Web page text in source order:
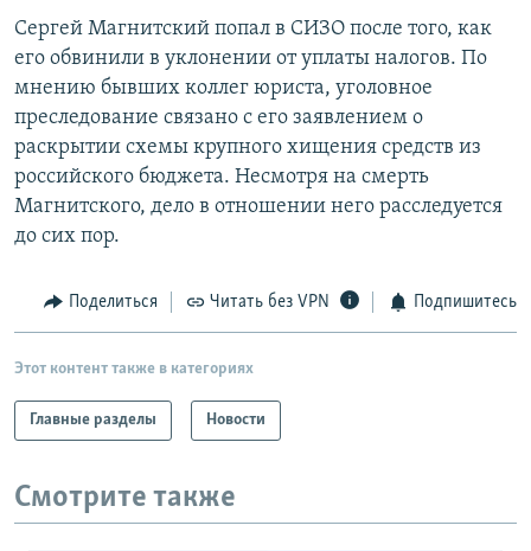
Сергей Магнитский попал в СИЗО после того, как
его обвинили в уклонении от уплаты налогов. По
мнению бывших коллег юриста, уголовное
преследование связано с его заявлением о
раскрытии схемы крупного хищения средств из
российского бюджета. Несмотря на смерть
Магнитского, дело в отношении него расследуется
до сих пор.
Поделиться Читать без VPN Подпишитесь
Этот контент также в категориях
Главные разделы Новости
Смотрите также